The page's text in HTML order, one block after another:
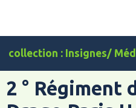
collection : Insignes/
2 ° Régiment